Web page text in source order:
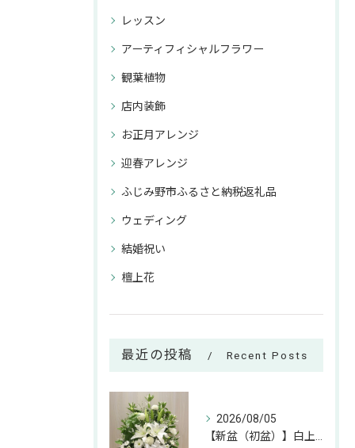
レッスン
アーティフィシャルフラワー
観葉植物
店内装飾
お正月アレンジ
迎春アレンジ
ふじみ野市ふるさと納税返礼品
ウェディング
結婚祝い
檀上花
最近の投稿 Recent Posts
2026/08/05